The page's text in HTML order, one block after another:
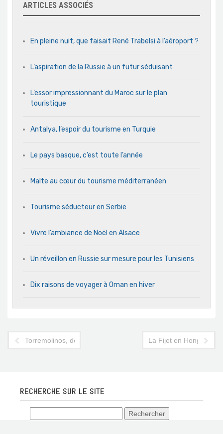
ARTICLES ASSOCIÉS
En pleine nuit, que faisait René Trabelsi à l’aéroport ?
L’aspiration de la Russie à un futur séduisant
L’essor impressionnant du Maroc sur le plan
touristique
Antalya, l’espoir du tourisme en Turquie
Le pays basque, c’est toute l’année
Malte au cœur du tourisme méditerranéen
Tourisme séducteur en Serbie
Vivre l’ambiance de Noël en Alsace
Un réveillon en Russie sur mesure pour les Tunisiens
Dix raisons de voyager à Oman en hiver
Torremolinos, destination et inspirationsLa Fijet en Hongrie
RECHERCHE SUR LE SITE